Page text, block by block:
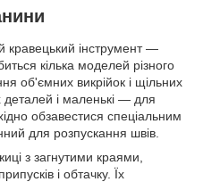
кравецький інструмент —
кілька моделей різного
об'ємних викрійок і щільних
і маленькі — для
обзавестися спеціальним
для розпускання швів.
з загнутими краями,
і обтачку. Їх